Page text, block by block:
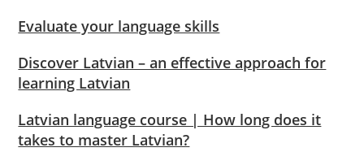
Evaluate your language skills
Discover Latvian – an effective approach for
learning Latvian
Latvian language course | How long does it
takes to master Latvian?